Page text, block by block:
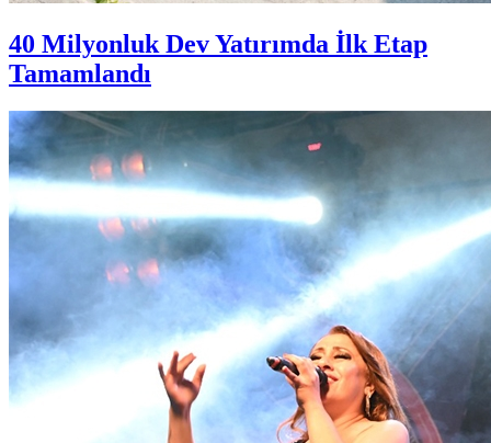
40 Milyonluk Dev Yatırımda İlk Etap
Tamamlandı